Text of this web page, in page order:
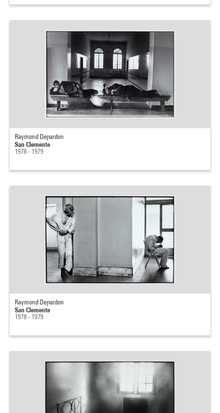
Raymond Depardon
San Clemente
1978 - 1979
Raymond Depardon
San Clemente
1978 - 1979